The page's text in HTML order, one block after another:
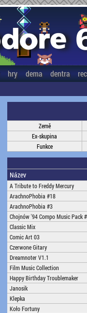
hry dema dentra
Země
Ex-skupina
Funkce
Název
A Tribute to Freddy Mercury
ArachnoPhobia #18
ArachnoPhobia #3
Chojnów '94 Compo Music Pack
Classic Mix
Comic Art 03
Czerwone Gitary
Dreamnoter V1.1
Film Music Collection
Happy Birthday Troublemaker
Janosik
Klepka
Koło Fortuny